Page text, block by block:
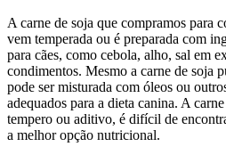
A carne de soja que compramos para
vem temperada ou é preparada com
para cães, como cebola, alho, sal em
condimentos. Mesmo a carne de soja
pode ser misturada com óleos ou
adequados para a dieta canina. A
tempero ou aditivo, é difícil de
a melhor opção nutricional.